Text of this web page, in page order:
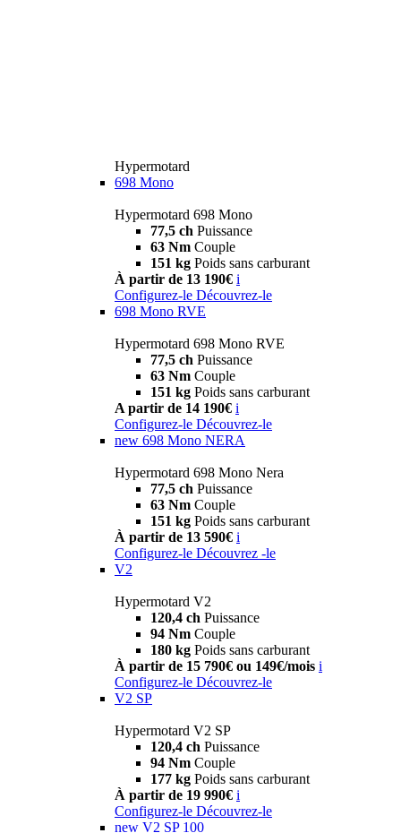
Hypermotard
698 Mono
Hypermotard 698 Mono
77,5 ch Puissance
63 Nm Couple
151 kg Poids sans carburant
À partir de 13 190€ i
Configurez-le Découvrez-le
698 Mono RVE
Hypermotard 698 Mono RVE
77,5 ch Puissance
63 Nm Couple
151 kg Poids sans carburant
A partir de 14 190€ i
Configurez-le Découvrez-le
new 698 Mono NERA
Hypermotard 698 Mono Nera
77,5 ch Puissance
63 Nm Couple
151 kg Poids sans carburant
À partir de 13 590€ i
Configurez-le Découvrez -le
V2
Hypermotard V2
120,4 ch Puissance
94 Nm Couple
180 kg Poids sans carburant
À partir de 15 790€ ou 149€/mois i
Configurez-le Découvrez-le
V2 SP
Hypermotard V2 SP
120,4 ch Puissance
94 Nm Couple
177 kg Poids sans carburant
À partir de 19 990€ i
Configurez-le Découvrez-le
new V2 SP 100